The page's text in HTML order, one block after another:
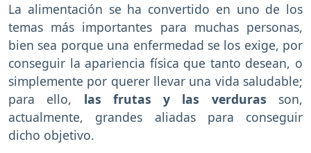
La alimentación se ha convertido en uno de los
temas más importantes para muchas personas,
bien sea porque una enfermedad se los exige, por
conseguir la apariencia física que tanto desean, o
simplemente por querer llevar una vida saludable;
para ello, las frutas y las verduras son,
actualmente, grandes aliadas para conseguir
dicho objetivo.